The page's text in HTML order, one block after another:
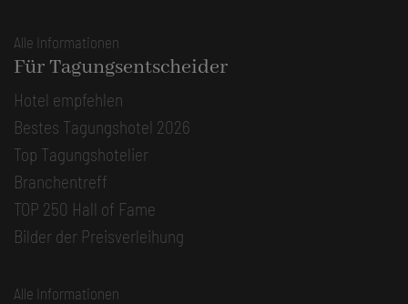
Alle Informationen
Für Tagungsentscheider
Hotel empfehlen
Bestes Tagungshotel 2026
Top Tagungshotelier
Branchentreff
TOP 250 Hall of Fame
Bilder der Preisverleihung
Alle Informationen